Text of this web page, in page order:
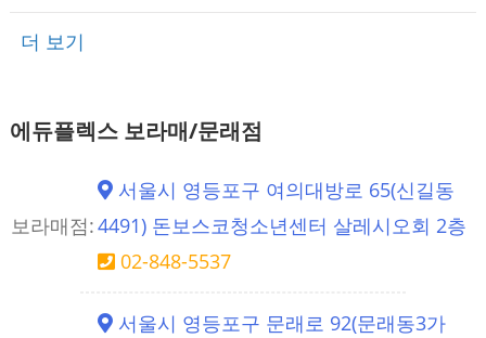
더 보기
에듀플렉스 보라매/문래점
보라매점:
서울시 영등포구 여의대방로 65(신길동
4491) 돈보스코청소년센터 살레시오회 2층
02-848-5537
서울시 영등포구 문래로 92(문래동3가